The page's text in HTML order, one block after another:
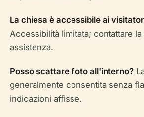
La chiesa è accessibile ai
Accessibilità limitata; contattare
assistenza.
Posso scattare foto all'interno?
generalmente consentita senza
indicazioni affisse.